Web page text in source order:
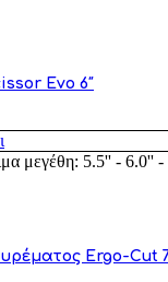
Evo 6″
μεγέθη: 5.5'' - 6.0'' -
Ergo-Cut